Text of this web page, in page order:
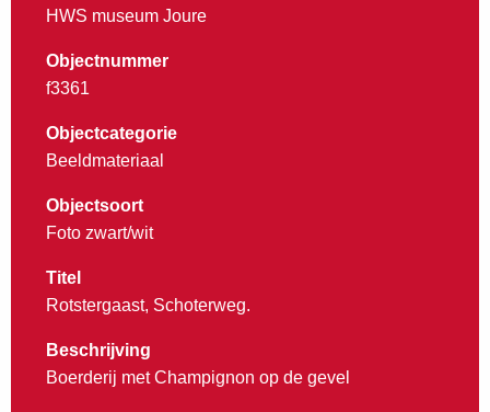
HWS museum Joure
Objectnummer
f3361
Objectcategorie
Beeldmateriaal
Objectsoort
Foto zwart/wit
Titel
Rotstergaast, Schoterweg.
Beschrijving
Boerderij met Champignon op de gevel